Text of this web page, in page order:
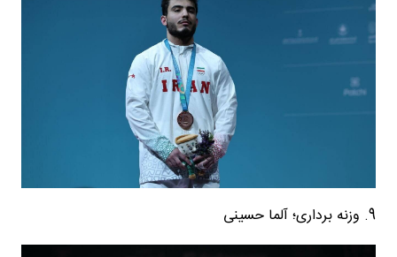
9. وزنه برداری؛ آلما حسینی